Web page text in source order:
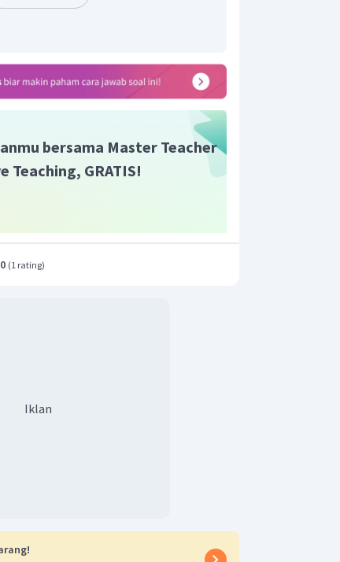
bersama Master Teacher
Teaching, GRATIS!
(1 rating)
Iklan